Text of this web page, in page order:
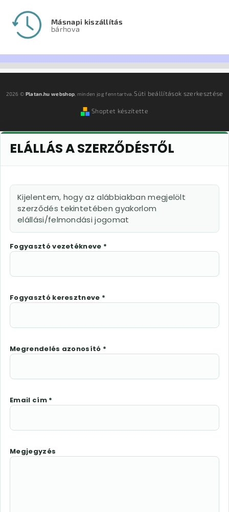
Másnapi kiszállítás
bárhova
2026 © Platan.hu webshop , minden jog fenntartva.Süti beállítások szerkesztése
Shoptet készítette
ELÁLLÁS A SZERZŐDÉSTŐL
Kijelentem, hogy az alábbiakban megjelölt
szerződés tekintetében gyakorlom
elállási/felmondási jogomat
Fogyasztó vezetékneve *
Fogyasztó keresztneve *
Megrendelés azonosító *
Email cím *
Megjegyzés